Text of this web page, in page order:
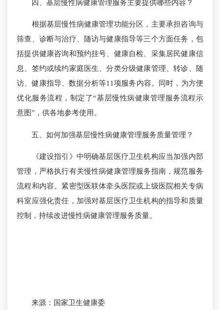
四、基层慢性病健康管理服务主要提供哪些内容？
根据基层慢性病健康管理功能分区，主要承担咨询与
筛查、诊断与治疗、随访与健康指导等三个方面任务，包
括提供健康咨询和预约挂号、健康自检、采集居民健康信
息、签约或续约家庭医生、分类分级健康管理、转诊、随
访、健康指导、数据分析等11项服务内容。同时，为方便
优化服务流程，制定了“基层慢性病健康管理服务流程示
意图”，供各地参考使用。
五、如何加强基层慢性病健康管理服务质量管理？
《建设指引》中明确基层医疗卫生机构应当加强内部
管理，严格执行有关慢性病健康管理服务指南，规范服务
流程和内容。紧密型医联体牵头医院或上级医院相关专病
科室应强化责任，加强对基层医疗卫生机构的指导和质量
控制，持续改进慢性病健康管理服务质量。
来源：国家卫生健康委